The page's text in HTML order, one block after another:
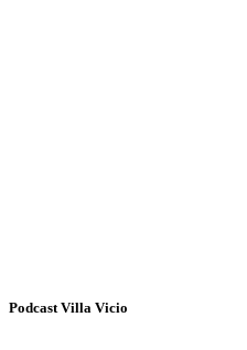
Podcast Villa Vicio